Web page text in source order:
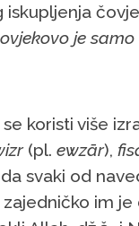
je
koristi više
(pl. ewzār),
svaki od
im